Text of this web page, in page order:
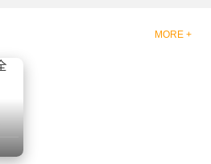
MORE +